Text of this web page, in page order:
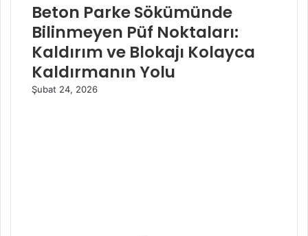
Beton Parke Sökümünde
Bilinmeyen Püf Noktaları:
Kaldırım ve Blokajı Kolayca
Kaldırmanın Yolu
Şubat 24, 2026